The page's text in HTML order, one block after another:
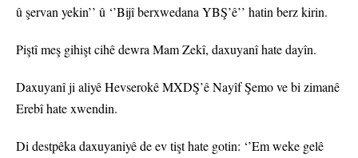
û şervan yekin’’ û ‘’Bijî berxwedana YBŞ’ê’’ hatin berz kirin.
Piştî meş gihişt cihê dewra Mam Zekî, daxuyanî hate dayîn.
Daxuyanî ji aliyê Hevserokê MXDŞ’ê Nayîf Şemo ve bi zimanê
Erebî hate xwendin.
Di destpêka daxuyaniyê de ev tişt hate gotin: ‘’Em weke gelê